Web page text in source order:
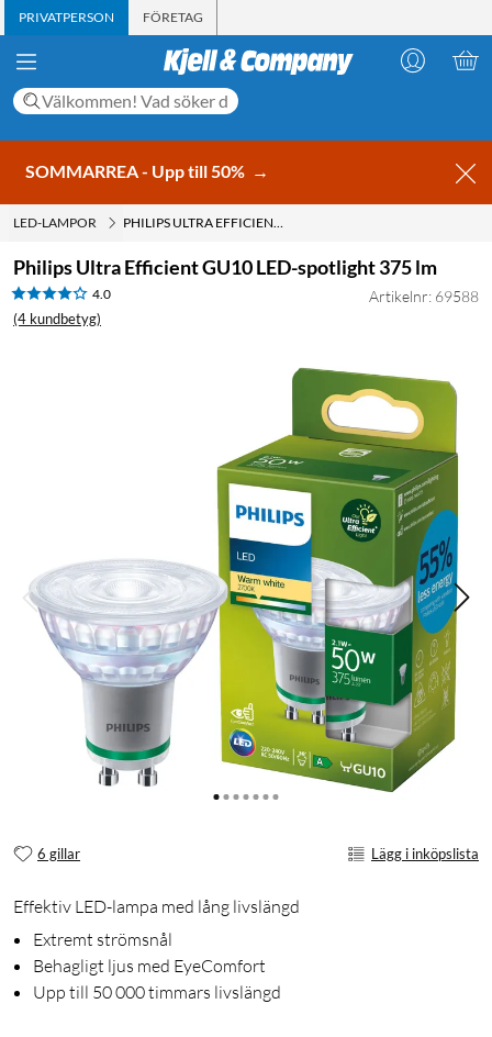
PRIVATPERSON FÖRETAG
SOMMARREA - Upp till 50% →
LED-LAMPOR PHILIPS ULTRA EFFICIENT GU10 LED-SPOTLIGHT 375 LM
Philips Ultra Efficient GU10 LED-spotlight 375 lm
4.0
(4 kundbetyg)
Artikelnr: 69588
6 gillar Lägg i inköpslista
Effektiv LED-lampa med lång livslängd
Extremt strömsnål
Behagligt ljus med EyeComfort
Upp till 50 000 timmars livslängd